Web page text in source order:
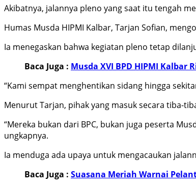
Akibatnya, jalannya pleno yang saat itu tengah
Humas Musda HIPMI Kalbar, Tarjan Sofian,
Ia menegaskan bahwa kegiatan pleno tetap
Baca Juga : Musda XVI BPD HIPMI Kalbar
“Kami sempat menghentikan sidang hingga
Menurut Tarjan, pihak yang masuk secara tiba-
“Mereka bukan dari BPC, bukan juga peserta
ungkapnya.
Ia menduga ada upaya untuk mengacaukan
Baca Juga : Suasana Meriah Warnai